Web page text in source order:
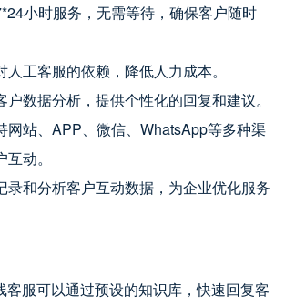
小时服务，无需等待，确保客户随时
工客服的依赖，降低人力成本。
数据分析，提供个性化的回复和建议。
网站、APP、微信、WhatsApp等多种渠
动。
录和分析客户互动数据，为企业优化服务
客服可以通过预设的知识库，快速回复客